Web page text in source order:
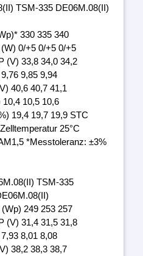
TSM-335 DE06M.08(II)
330 335 340
0/+5 0/+5 0/+5
(V) 33,8 34,0 34,2
9,85 9,94
40,6 40,7 41,1
10,5 10,6
19,4 19,7 19,9 STC
25°C
*Messtoleranz: ±3%
TSM-335
249 253 257
(V) 31,4 31,5 31,8
8,01 8,08
38,2 38,3 38,7